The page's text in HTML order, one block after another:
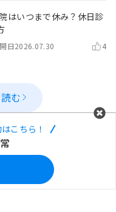
はいつまで休み？休日診
日2026.07.30 4
む
こちら！